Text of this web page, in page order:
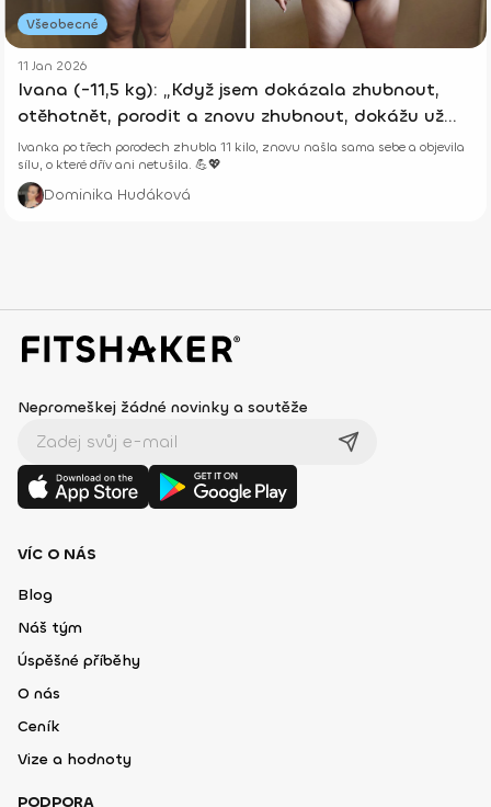
Všeobecné
11 Jan 2026
Ivana (-11,5 kg): „Když jsem dokázala zhubnout,
otěhotnět, porodit a znovu zhubnout, dokážu už
opravdu všechno.“
Ivanka po třech porodech zhubla 11 kilo, znovu našla sama sebe a objevila
sílu, o které dřív ani netušila. 💪💖
Dominika Hudáková
Nepromeškej žádné novinky a soutěže
VÍC O NÁS
Blog
Náš tým
Úspěšné příběhy
O nás
Ceník
Vize a hodnoty
PODPORA